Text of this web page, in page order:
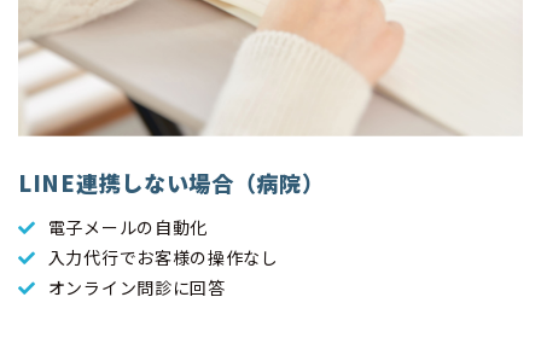
LINE連携しない場合（病院）
電子メールの自動化
入力代行でお客様の操作なし
オンライン問診に回答